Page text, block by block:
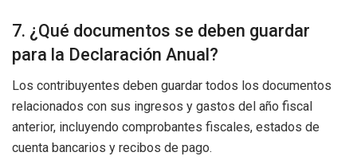
7. ¿Qué documentos se deben guardar
para la Declaración Anual?
Los contribuyentes deben guardar todos los documentos
relacionados con sus ingresos y gastos del año fiscal
anterior, incluyendo comprobantes fiscales, estados de
cuenta bancarios y recibos de pago.